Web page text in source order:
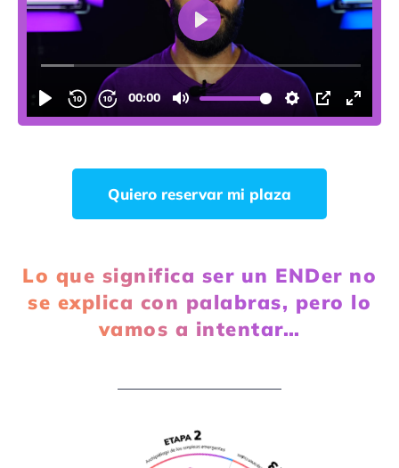
Quiero reservar mi plaza
Lo que significa ser un ENDer no
se explica con palabras, pero lo
vamos a intentar…